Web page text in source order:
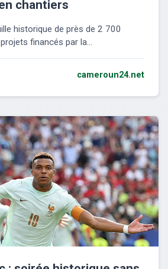
chantiers
historique de près de 2 700
financés par la...
cameroun24.net